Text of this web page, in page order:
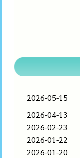
2026-05-15
2026-04-13
2026-02-23
2026-01-22
2026-01-20